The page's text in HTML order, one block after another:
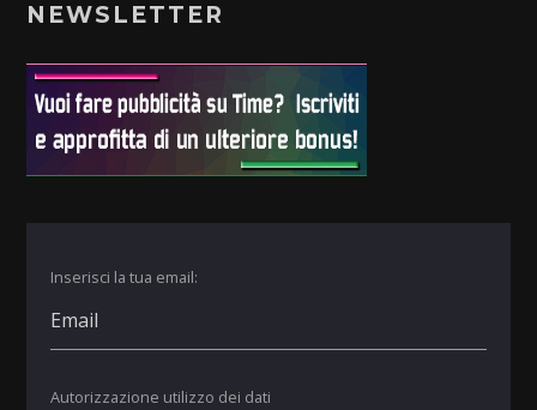
NEWSLETTER
Inserisci la tua email:
Autorizzazione utilizzo dei dati